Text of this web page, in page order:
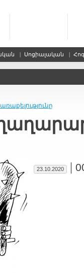
| Սոցիալական |
23.10.2020 |